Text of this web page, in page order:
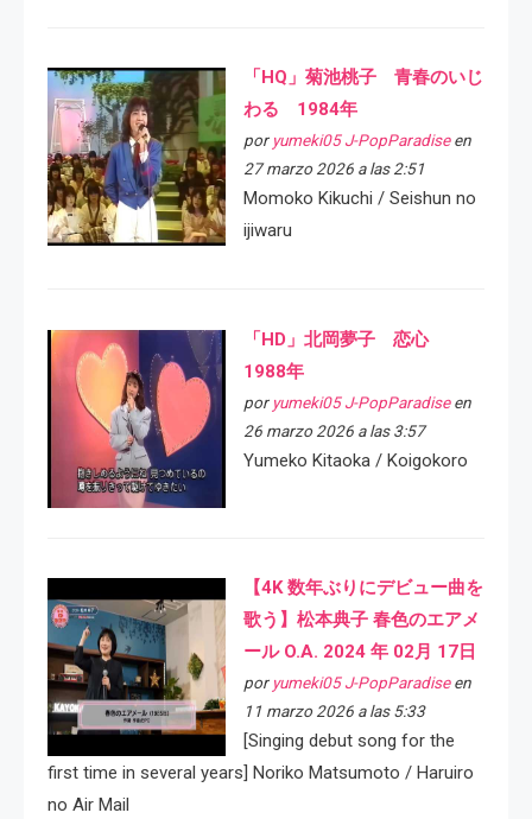
「HQ」菊池桃子 青春のいじ
わる 1984年
por yumeki05 J-PopParadiseen
27 marzo 2026 a las 2:51
Momoko Kikuchi / Seishun no
ijiwaru
「HD」北岡夢子 恋心
1988年
por yumeki05 J-PopParadiseen
26 marzo 2026 a las 3:57
Yumeko Kitaoka / Koigokoro
【4K 数年ぶりにデビュー曲を
歌う】松本典子 春色のエアメ
ール O.A. 2024 年 02月 17日
por yumeki05 J-PopParadiseen
11 marzo 2026 a las 5:33
[Singing debut song for the
first time in several years] Noriko Matsumoto / Haruiro
no Air Mail